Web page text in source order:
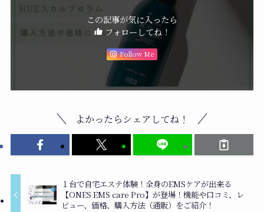
この記事が気に入ったら
フォローしてね！
Follow Me
よかったらシェアしてね！
１台で自宅エステ体験！全身のEMSケアが出来る
【ONES EMS care Pro】が登場！機能や口コミ、レ
ビュー、価格、購入方法（通販）をご紹介！